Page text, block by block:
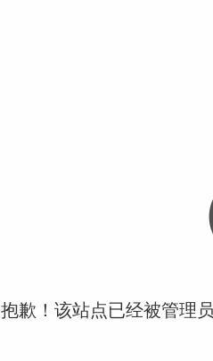
抱歉！该站点已经被管理